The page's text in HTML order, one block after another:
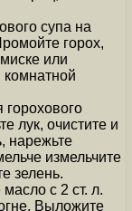
супа на
горох,
или
комнатной
горохового
лук, очистите и
нарежьте
измельчите
зелень.
с 2 ст. л.
Выложите